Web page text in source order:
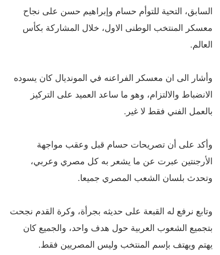
السابق، التحية للتوأم حسام وإبراهيم حسن على نجاح
معسكر المنتخب الوطنى الاول، خلال المشاركة بكأس
العالم.
وأشار الى ان معسكر الفراعنه في المونديال كان يسوده
الانضباط والالتزام، وهو ما ساعد العميد على التركيز
بالعمل الفني فقط لا غير.
وأكد على أن تصريحات حسام قبل وعقب مواجهة
الأرجنتين عبرت عن ما يشعر به كل مصري وعربي،
وتحدث بلسان الشعب المصري جميعا.
وتابع نرفع له القبعة على حديثه بجرأة، وكرة القدم نجحت
بتجميع الشعوب العربية حول هدف واحد، والجميع كان
يهتم ويهتف بإسم المنتخب وليس المصريين فقط.